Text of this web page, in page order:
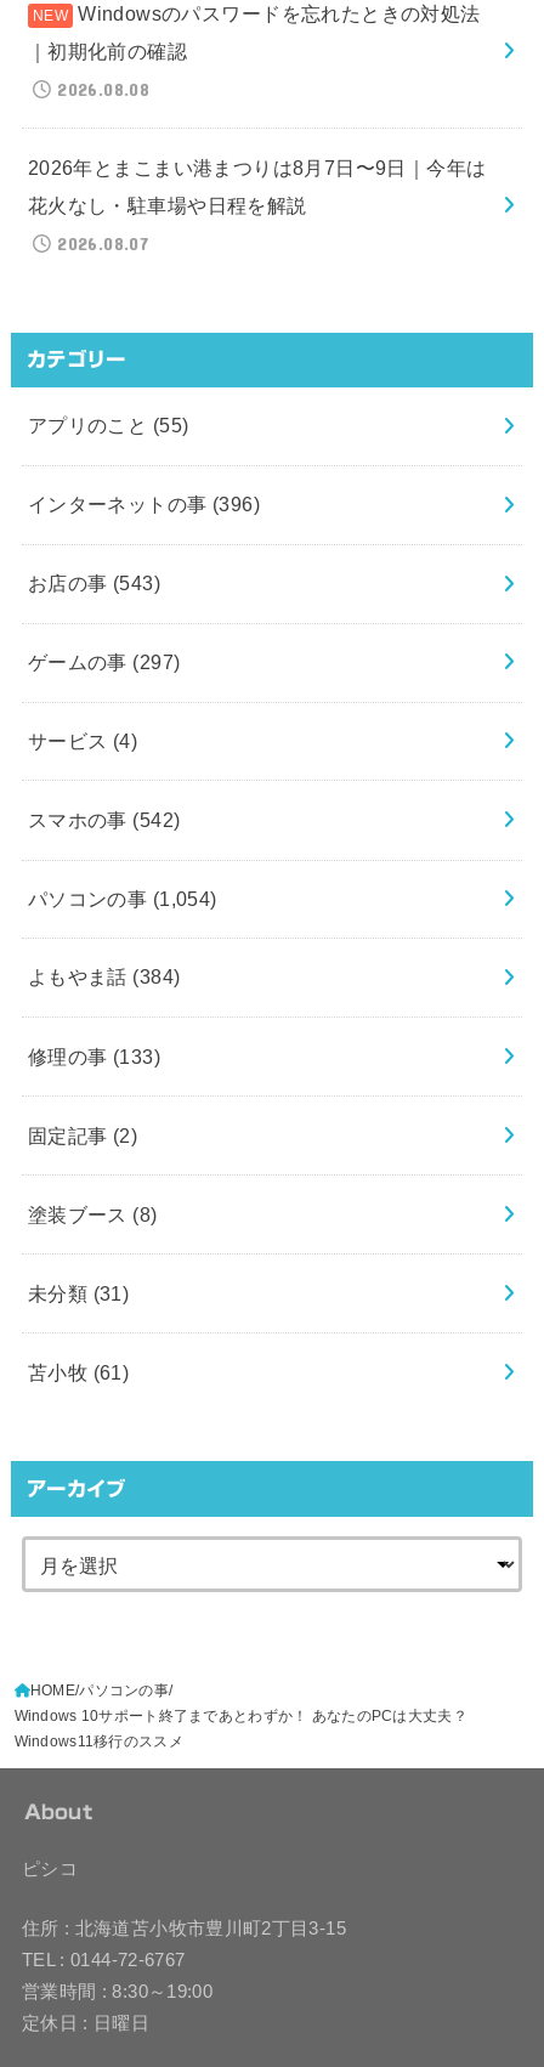
Windowsのパスワードを忘れたときの対処法
｜初期化前の確認
2026.08.08
2026年とまこまい港まつりは8月7日〜9日｜今年は
花火なし・駐車場や日程を解説
2026.08.07
カテゴリー
アプリのこと (55)
インターネットの事 (396)
お店の事 (543)
ゲームの事 (297)
サービス (4)
スマホの事 (542)
パソコンの事 (1,054)
よもやま話 (384)
修理の事 (133)
固定記事 (2)
塗装ブース (8)
未分類 (31)
苫小牧 (61)
アーカイブ
HOME パソコンの事
Windows 10サポート終了まであとわずか！ あなたのPCは大丈夫？
Windows11移行のススメ
About
ピシコ
住所 : 北海道苫小牧市豊川町2丁目3-15
TEL : 0144-72-6767
営業時間 : 8:30～19:00
定休日 : 日曜日